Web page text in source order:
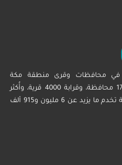
في محافظات وقرى منطقة مكة
المكرمة، ويقع ضمن نطاقها 17 محافظة، وقرابة 4000 قرية، وأُكثر
من 480 جمعية ولجنة اجتماعية تخدم ما يزيد عن 6 مليون و915 ألف